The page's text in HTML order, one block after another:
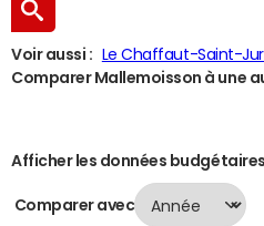
Voir aussi : Le Chaffaut-Saint-
Comparer Mallemoisson à une
Afficher les données
Comparer avec